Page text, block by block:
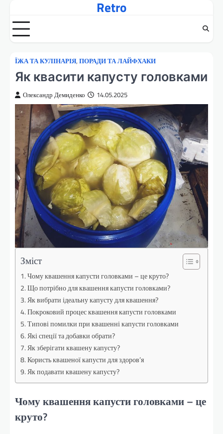
вмісту
Retro
ЇЖА ТА КУЛІНАРІЯ, ПОРАДИ ТА ЛАЙФХАКИ
Як квасити капусту головками
Олександр Демиденко 14.05.2025
Зміст
Чому квашення капусти головками – це круто?
Що потрібно для квашення капусти головками?
Як вибрати ідеальну капусту для квашення?
Покроковий процес квашення капусти головками
Типові помилки при квашенні капусти головками
Які спеції та добавки обрати?
Як зберігати квашену капусту?
Користь квашеної капусти для здоров’я
Як подавати квашену капусту?
Чому квашення капусти головками – це
круто?